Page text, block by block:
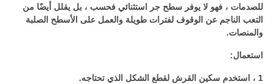
للصدمات ، فهو لا يوفر سطح جر استثنائي فحسب ، بل يقلل أيضًا من
التعب الناجم عن الوقوف لفترات طويلة والعمل على الأسطح الصلبة
والمنصات.
استعمال:
1 ، استخدم سكين القرش لقطع الشكل الذي تحتاجه.